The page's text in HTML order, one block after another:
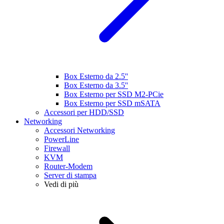
Box Esterno da 2.5''
Box Esterno da 3.5''
Box Esterno per SSD M2-PCie
Box Esterno per SSD mSATA
Accessori per HDD/SSD
Networking
Accessori Networking
PowerLine
Firewall
KVM
Router-Modem
Server di stampa
Vedi di più